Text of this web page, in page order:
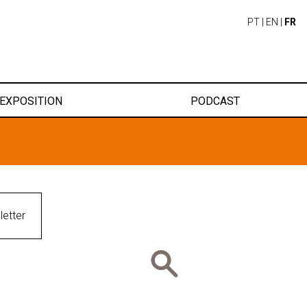
PODCAST
PT EN FR